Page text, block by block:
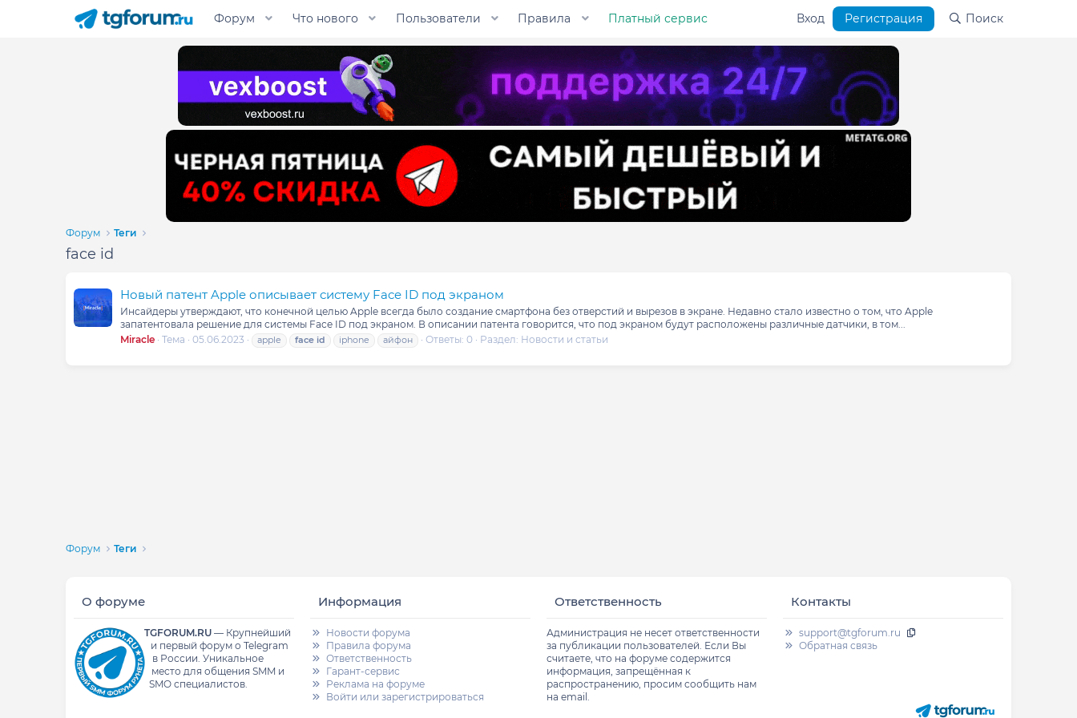
Форум Что нового Пользователи Правила Платный сервис Вход Регистрация Поиск
Форум Теги
face id
Новый патент Apple описывает систему Face ID под экраном
Инсайдеры утверждают, что конечной целью Apple всегда было создание смартфона без отверстий и вырезов в экране. Недавно стало известно о том, что Apple
запатентовала решение для системы Face ID под экраном. В описании патента говорится, что под экраном будут расположены различные датчики, в том...
Miracle Тема 05.06.2023 apple face id iphone айфон Ответы: 0 Раздел: Новости и статьи
Форум Теги
О форуме
TGFORUM.RU— Крупнейший
и первый форум о Telegram
в России. Уникальное
место для общения SMM и
SMO специалистов.
Информация
Новости форума
Правила форума
Ответственность
Гарант-сервис
Реклама на форуме
Войти или зарегистрироваться
Ответственность
Администрация не несет ответственности
за публикации пользователей. Если Вы
считаете, что на форуме содержится
информация, запрещённая к
распространению, просим сообщить нам
на email.
Контакты
support@tgforum.ru
Обратная связь